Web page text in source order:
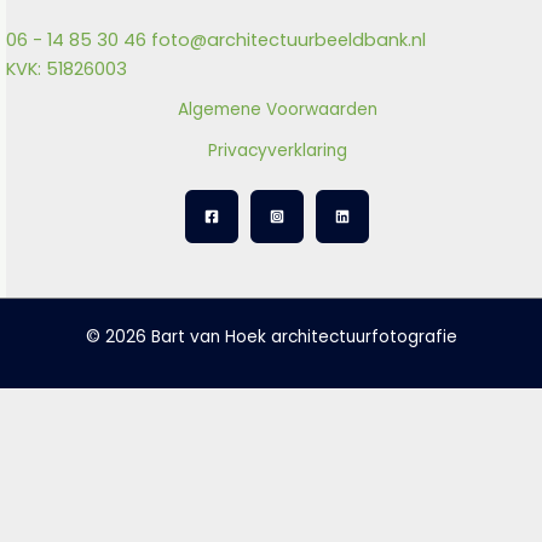
06 - 14 85 30 46 foto@architectuurbeeldbank.nl
KVK: 51826003
Algemene Voorwaarden
Privacyverklaring
© 2026 Bart van Hoek architectuurfotografie